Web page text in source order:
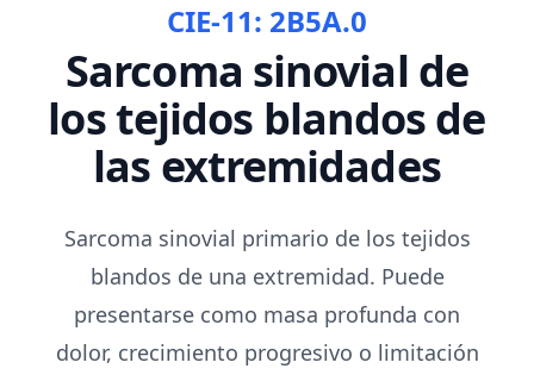
CIE-11: 2B5A.0
Sarcoma sinovial de
los tejidos blandos de
las extremidades
Sarcoma sinovial primario de los tejidos
blandos de una extremidad. Puede
presentarse como masa profunda con
dolor, crecimiento progresivo o limitación